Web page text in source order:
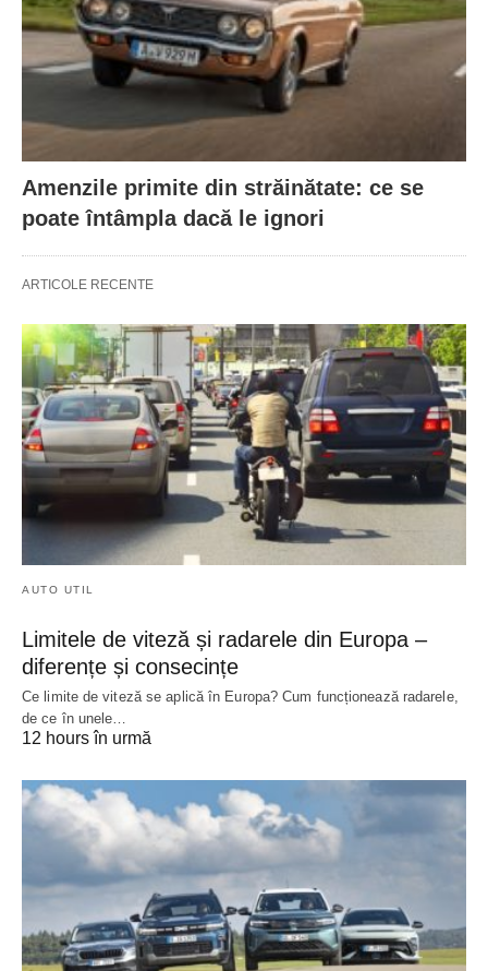
Amenzile primite din străinătate: ce se
poate întâmpla dacă le ignori
ARTICOLE RECENTE
AUTO UTIL
Limitele de viteză și radarele din Europa –
diferențe și consecințe
Ce limite de viteză se aplică în Europa? Cum funcționează radarele,
de ce în unele…
12 hours în urmă